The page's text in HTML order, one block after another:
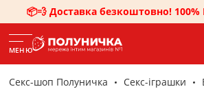
📦💨 Доставка безкоштовно! 100%
МЕНЮ
Секс-шоп Полуничка Секс-iграшки